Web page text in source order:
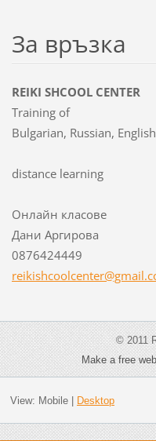
За връзка
REIKI SHCOOL CENTER
Training of
Bulgarian, Russian,
distance learning
Онлайн класове
Дани Аргирова
0876424449
reikishcoolcenter@gmail.
© 2011
Make a free
View: Mobile| Desktop